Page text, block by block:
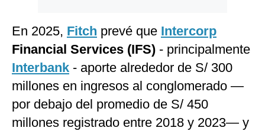
En 2025, Fitch prevé que Intercorp
Financial Services (IFS) - principalmente
Interbank - aporte alrededor de S/ 300
millones en ingresos al conglomerado —
por debajo del promedio de S/ 450
millones registrado entre 2018 y 2023— y